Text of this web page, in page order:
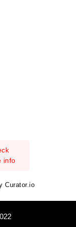
info
Curator.io